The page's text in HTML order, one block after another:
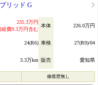
リッド G
235.3万円
経費9.3万円含む
本体 226.0万円
24(R6) 車検 27(R9)/04
3.3万km 販売 愛知県
修復歴無し